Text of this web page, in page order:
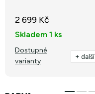
2 699 Kč
Skladem 1 ks
Dostupné
varianty
+ další